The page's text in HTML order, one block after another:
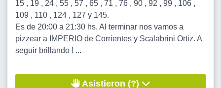
15 , 19 , 24 , 55 , 57 , 65 , 71 , 76 , 90 , 92 , 99 , 106 ,
109 , 110 , 124 , 127 y 145.
Es de 20:00 a 21:30 hs. Al terminar nos vamos a
pizzear a IMPERIO de Corrientes y Scalabrini Ortiz. A
seguir brillando ! ...
Asistieron (?)